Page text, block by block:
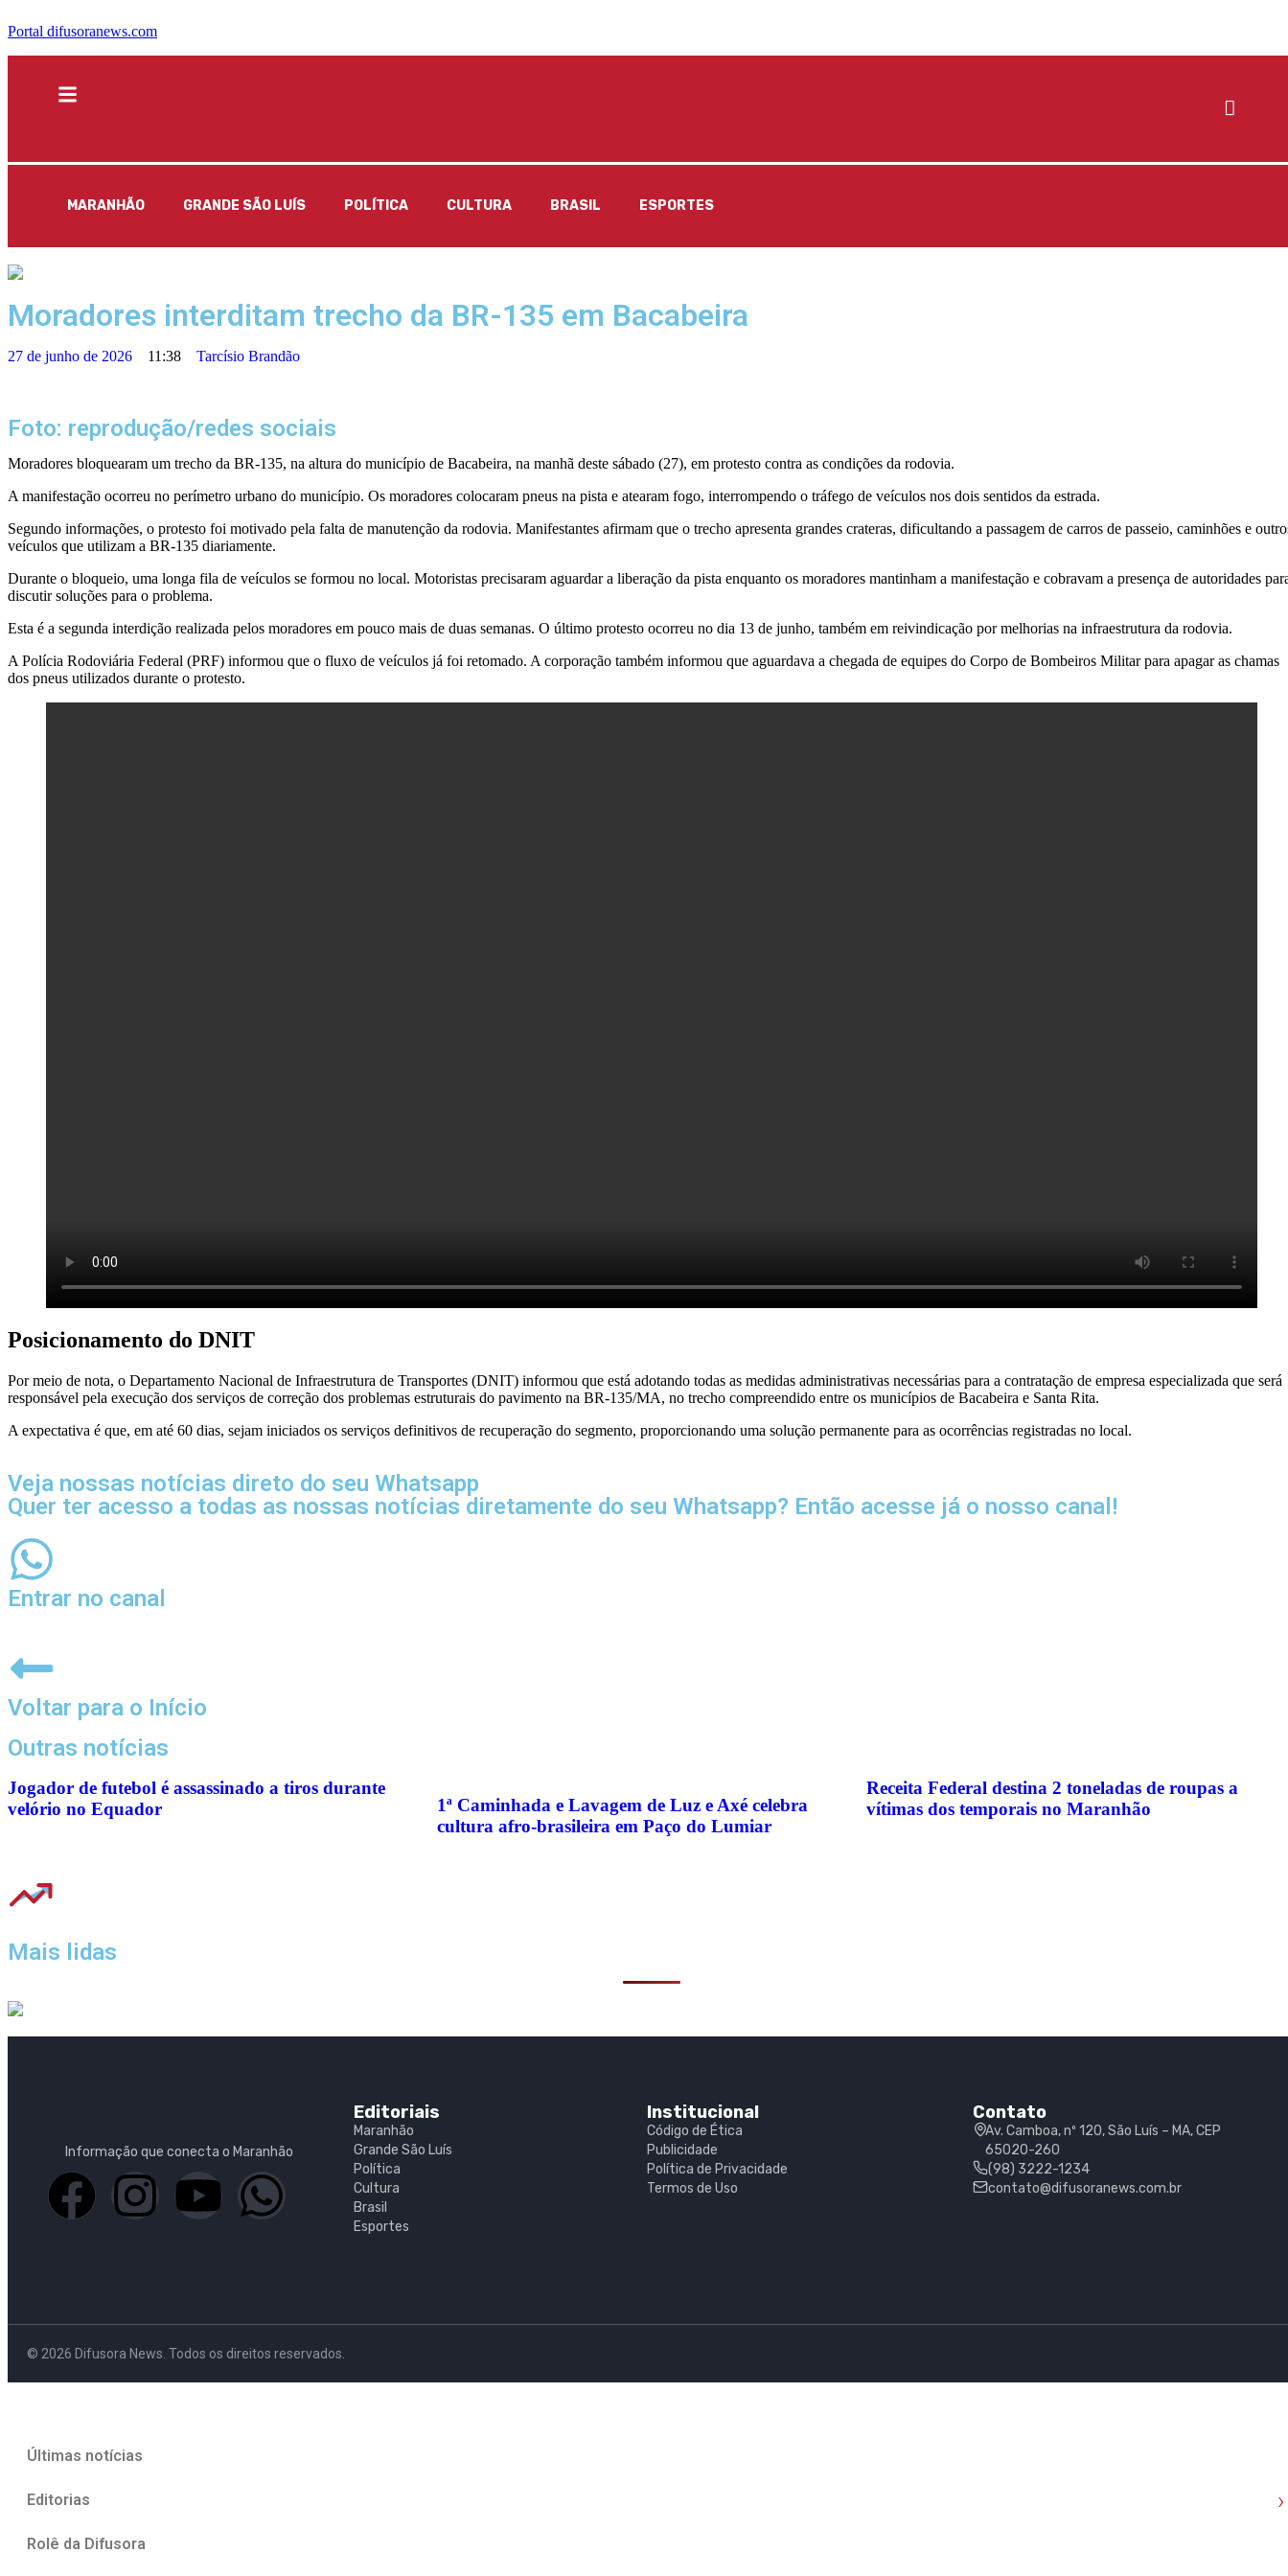
Portal difusoranews.com
MARANHÃO GRANDE SÃO LUÍS POLÍTICA CULTURA BRASIL ESPORTES
Moradores interditam trecho da BR-135 em Bacabeira
27 de junho de 2026 11:38 Tarcísio Brandão
Foto: reprodução/redes sociais
Moradores bloquearam um trecho da BR-135, na altura do município de Bacabeira, na manhã deste sábado (27), em protesto contra as condições da rodovia.
A manifestação ocorreu no perímetro urbano do município. Os moradores colocaram pneus na pista e atearam fogo, interrompendo o tráfego de veículos nos dois sentidos da estrada.
Segundo informações, o protesto foi motivado pela falta de manutenção da rodovia. Manifestantes afirmam que o trecho apresenta grandes crateras, dificultando a passagem de carros de passeio, caminhões e
veículos que utilizam a BR-135 diariamente.
Durante o bloqueio, uma longa fila de veículos se formou no local. Motoristas precisaram aguardar a liberação da pista enquanto os moradores mantinham a manifestação e cobravam a presença de autoridades
discutir soluções para o problema.
Esta é a segunda interdição realizada pelos moradores em pouco mais de duas semanas. O último protesto ocorreu no dia 13 de junho, também em reivindicação por melhorias na infraestrutura da rodovia.
A Polícia Rodoviária Federal (PRF) informou que o fluxo de veículos já foi retomado. A corporação também informou que aguardava a chegada de equipes do Corpo de Bombeiros Militar para apagar as chamas
dos pneus utilizados durante o protesto.
Posicionamento do DNIT
Por meio de nota, o Departamento Nacional de Infraestrutura de Transportes (DNIT) informou que está adotando todas as medidas administrativas necessárias para a contratação de empresa especializada que será
responsável pela execução dos serviços de correção dos problemas estruturais do pavimento na BR-135/MA, no trecho compreendido entre os municípios de Bacabeira e Santa Rita.
A expectativa é que, em até 60 dias, sejam iniciados os serviços definitivos de recuperação do segmento, proporcionando uma solução permanente para as ocorrências registradas no local.
Veja nossas notícias direto do seu Whatsapp
Quer ter acesso a todas as nossas notícias diretamente do seu Whatsapp? Então acesse já o nosso canal!
Entrar no canal
Voltar para o Início
Outras notícias
Jogador de futebol é assassinado a tiros durante
velório no Equador
1ª Caminhada e Lavagem de Luz e Axé celebra
cultura afro-brasileira em Paço do Lumiar
Receita Federal destina 2 toneladas de roupas a
vítimas dos temporais no Maranhão
Mais lidas
Informação que conecta o Maranhão
Editoriais
Maranhão
Grande São Luís
Política
Cultura
Brasil
Esportes
Institucional
Código de Ética
Publicidade
Política de Privacidade
Termos de Uso
Contato
Av. Camboa, nº 120, São Luís – MA, CEP
65020-260
(98) 3222-1234
contato@difusoranews.com.br
© 2026 Difusora News. Todos os direitos reservados.
Últimas notícias
Editorias ›
Rolê da Difusora